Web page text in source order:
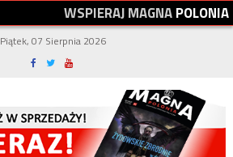
WSPIERAJMAGNAPOLONIA
Piątek, 07 Sierpnia 2026